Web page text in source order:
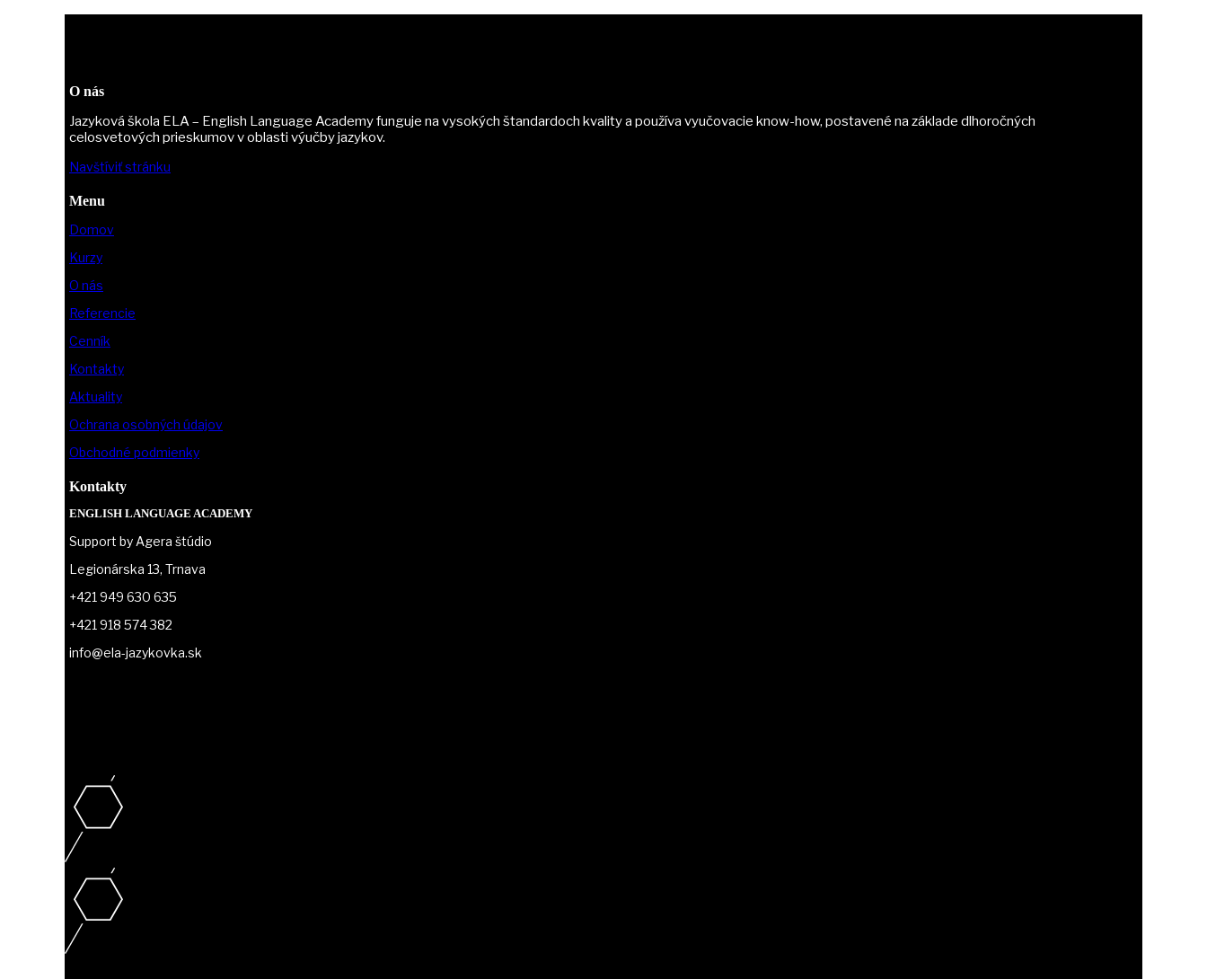
O nás
Jazyková škola ELA – English Language Academy funguje na vysokých štandardoch kvality a používa vyučovacie know-how, postavené na základe dlhoročných
celosvetových prieskumov v oblasti výučby jazykov.
Navštíviť stránku
Menu
Domov
Kurzy
O nás
Referencie
Cenník
Kontakty
Aktuality
Ochrana osobných údajov
Obchodné podmienky
Kontakty
ENGLISH LANGUAGE ACADEMY
Support by Agera štúdio
Legionárska 13, Trnava
+421 949 630 635
+421 918 574 382
info@ela-jazykovka.sk